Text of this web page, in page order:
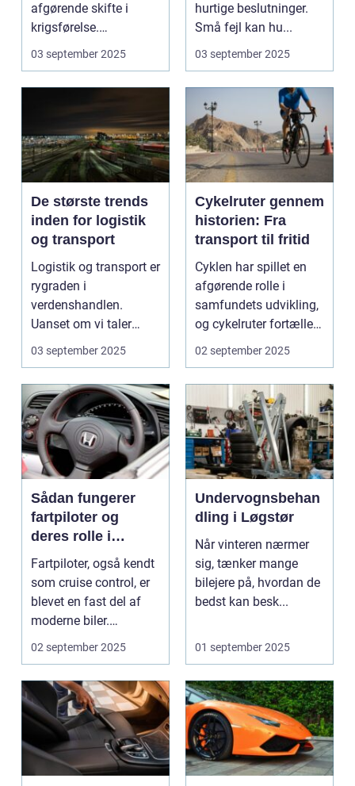
afgørende skifte i
krigsførelse.
Industrialiser...
03 september 2025
hurtige beslutninger.
Små fejl kan hu...
03 september 2025
De største trends
inden for logistik
og transport
Logistik og transport er
rygraden i
verdenshandlen.
Uanset om vi taler
dagligvarer til
03 september 2025
Cykelruter gennem
historien: Fra
transport til fritid
Cyklen har spillet en
afgørende rolle i
samfundets udvikling,
og cykelruter fortæller
e...
02 september 2025
Sådan fungerer
fartpiloter og
deres rolle i
sikkerhed
Fartpiloter, også kendt
som cruise control, er
blevet en fast del af
moderne biler.
Systemet g...
02 september 2025
Undervognsbehan
dling i Løgstør
Når vinteren nærmer
sig, tænker mange
bilejere på, hvordan de
bedst kan besk...
01 september 2025